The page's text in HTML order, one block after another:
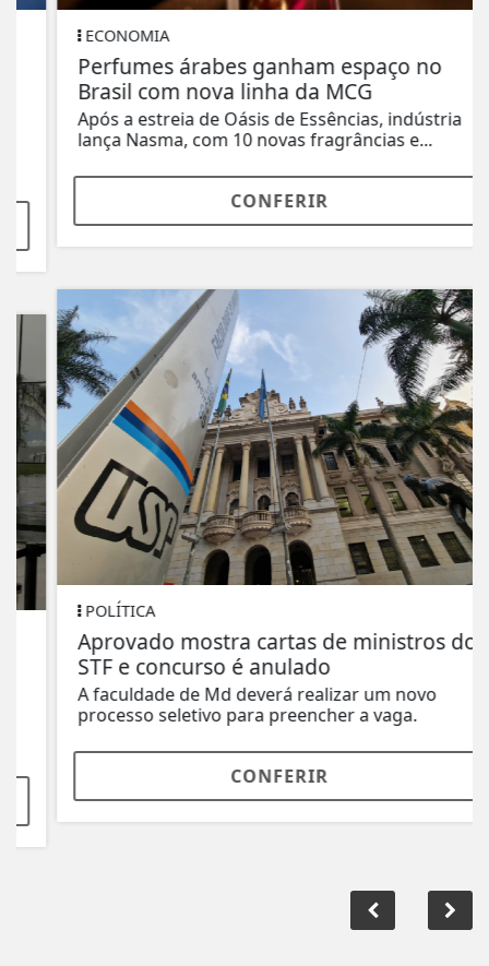
ECONOMIA
Perfumes árabes ganham espaço no
Brasil com nova linha da MCG
Após a estreia de Oásis de Essências, indústria
lança Nasma, com 10 novas fragrâncias e...
CONFERIR
POLÍTICA
Aprovado mostra cartas de ministros do
STF e concurso é anulado
A faculdade de Md deverá realizar um novo
processo seletivo para preencher a vaga.
CONFERIR